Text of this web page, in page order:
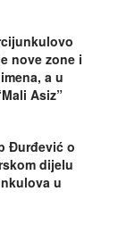
nove zone i
a u
Asiz”
Đurđević o
dijelu
u